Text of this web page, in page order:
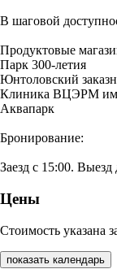
В шаговой
Продуктовые
Парк 300-летия
Юнтоловский
Клиника ВЦЭРМ
Аквапарк
Бронирование:
Заезд с 15:00. Выезд
Цены
Стоимость указана
показать календарь